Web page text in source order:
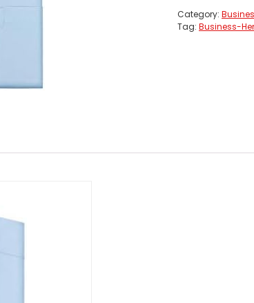
Category:
Tag: Business-